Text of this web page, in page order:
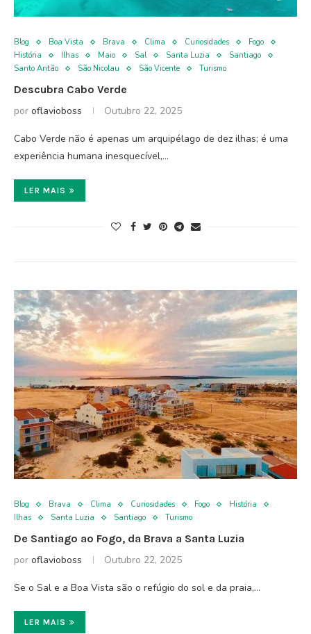
Blog Boa Vista Brava Clima Curiosidades
Fogo
História
Ilhas Maio Sal Santa Luzia
Santiago
Santo Antão
São Nicolau São Vicente Turismo
Descubra Cabo Verde
por oflavioboss Outubro 22, 2025
Cabo Verde não é apenas um arquipélago de dez ilhas; é uma
experiência humana inesquecível,…
LER MAIS
Blog Brava Clima Curiosidades Fogo
História
Ilhas
Santa Luzia Santiago Turismo
De Santiago ao Fogo, da Brava a Santa Luzia
por oflavioboss Outubro 22, 2025
Se o Sal e a Boa Vista são o refúgio do sol e da praia,…
LER MAIS